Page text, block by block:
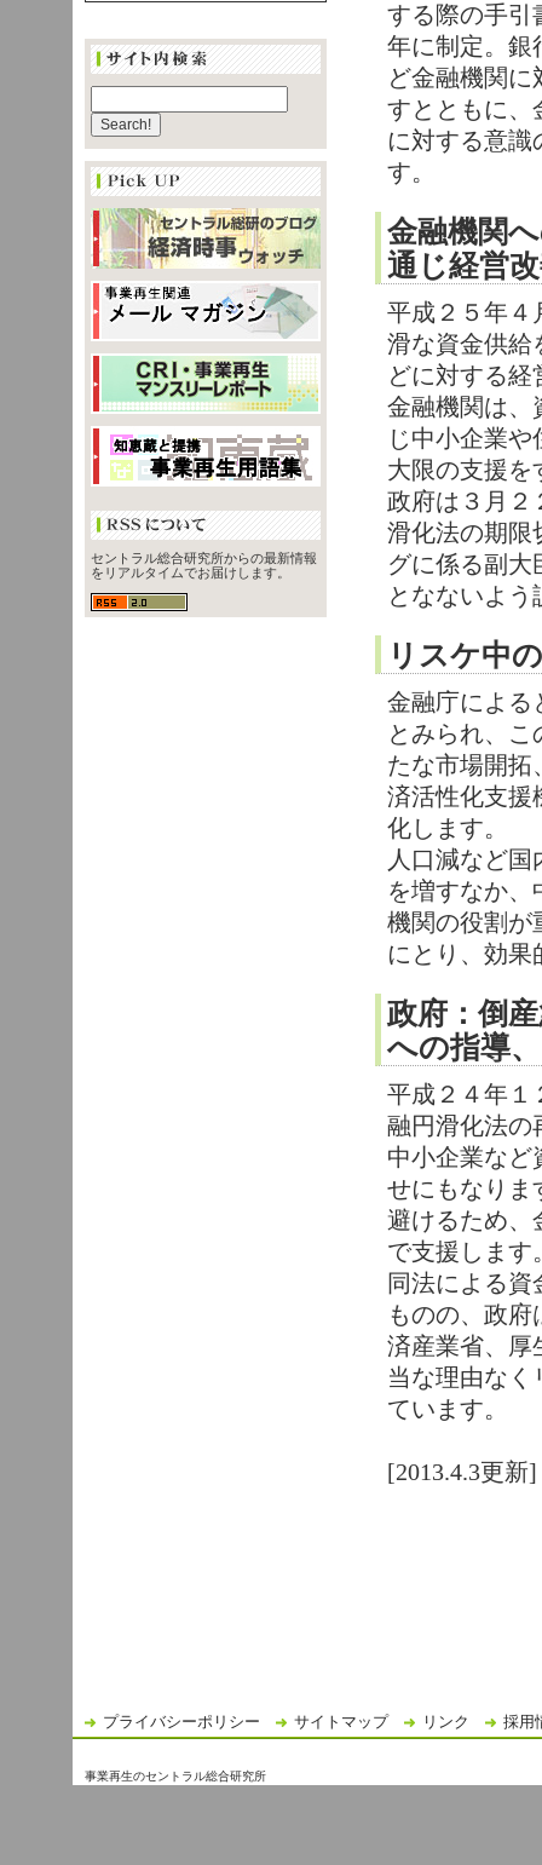
する際の手引
年に制定。銀
ど金融機関
すとともに、
に対する意識
す。
金融機関
通じ経営
平成２５年４
滑な資金供給
どに対する
金融機関は、
じ中小企業
大限の支援を
政府は３月２
滑化法の期限
グに係る副大
となないよ
リスケ中
金融庁による
とみられ、
たな市場開拓
済活性化支援
化します。
人口減など
を増すなか、
機関の役割が
にとり、効果
政府：倒
への指導
平成２４年１
融円滑化法の
中小企業など
せにもなりま
避けるため、
で支援します
同法による
ものの、政
済産業省、厚
当な理由なく
ています。
[2013.4.3更新]
セントラル総合研究所からの最新情報
をリアルタイムでお届けします。
プライバシーポリシー サイトマップ リンク 採用
事業再生のセントラル総合研究所